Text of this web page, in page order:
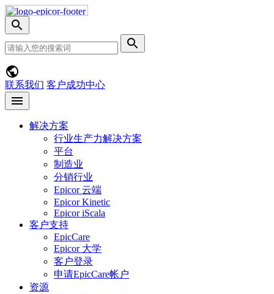
Skip
Nav
切
换
搜
索
菜
单
网
站
搜
索
提
交
联系我们 客户成功中心
Open
menu
解决方案
行业生产力解决方案
平台
制造业
分销行业
Epicor 云端
Epicor Kinetic
Epicor iScala
客户支持
EpicCare
Epicor 大学
客户登录
申请EpicCare帐户
资源